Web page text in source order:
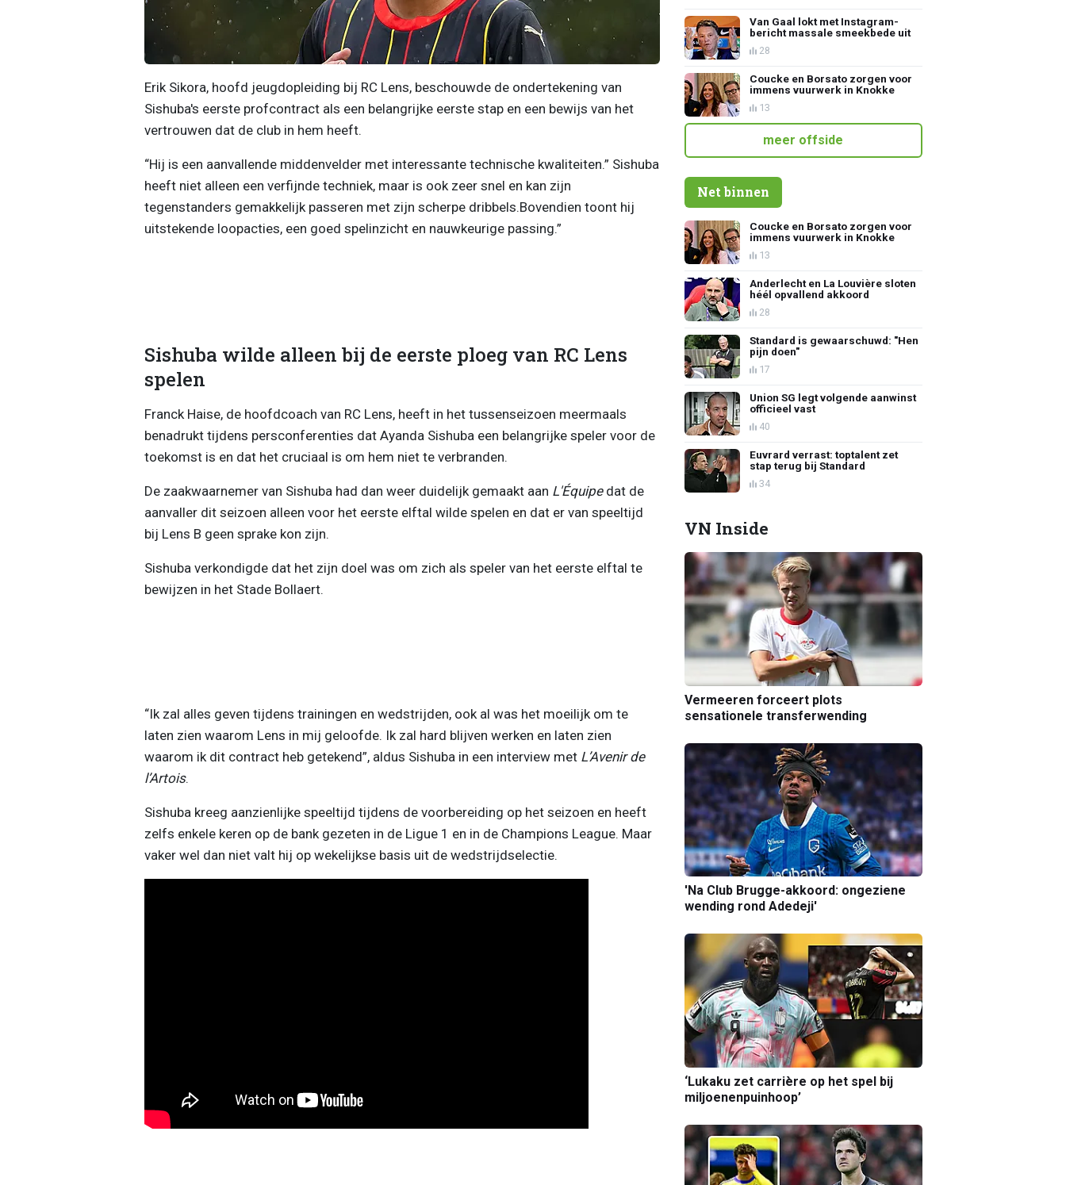
Erik Sikora, hoofd jeugdopleiding bij RC Lens, beschouwde de ondertekening van
Sishuba's eerste profcontract als een belangrijke eerste stap en een bewijs van het
vertrouwen dat de club in hem heeft.
“Hij is een aanvallende middenvelder met interessante technische kwaliteiten.” Sishuba
heeft niet alleen een verfijnde techniek, maar is ook zeer snel en kan zijn
tegenstanders gemakkelijk passeren met zijn scherpe dribbels.Bovendien toont hij
uitstekende loopacties, een goed spelinzicht en nauwkeurige passing.”
Sishuba wilde alleen bij de eerste ploeg van RC Lens
spelen
Franck Haise, de hoofdcoach van RC Lens, heeft in het tussenseizoen meermaals
benadrukt tijdens persconferenties dat Ayanda Sishuba een belangrijke speler voor de
toekomst is en dat het cruciaal is om hem niet te verbranden.
De zaakwaarnemer van Sishuba had dan weer duidelijk gemaakt aan L'Équipe dat de
aanvaller dit seizoen alleen voor het eerste elftal wilde spelen en dat er van speeltijd
bij Lens B geen sprake kon zijn.
Sishuba verkondigde dat het zijn doel was om zich als speler van het eerste elftal te
bewijzen in het Stade Bollaert.
“Ik zal alles geven tijdens trainingen en wedstrijden, ook al was het moeilijk om te
laten zien waarom Lens in mij geloofde. Ik zal hard blijven werken en laten zien
waarom ik dit contract heb getekend”, aldus Sishuba in een interview met L’Avenir de
l’Artois.
Sishuba kreeg aanzienlijke speeltijd tijdens de voorbereiding op het seizoen en heeft
zelfs enkele keren op de bank gezeten in de Ligue 1 en in de Champions League. Maar
vaker wel dan niet valt hij op wekelijkse basis uit de wedstrijdselectie.
Van Gaal lokt met Instagram-
bericht massale smeekbede uit
28
Coucke en Borsato zorgen voor
immens vuurwerk in Knokke
13
meer offside
Net binnen
Coucke en Borsato zorgen voor
immens vuurwerk in Knokke
13
Anderlecht en La Louvière sloten
héél opvallend akkoord
28
Standard is gewaarschuwd: "Hen
pijn doen"
17
Union SG legt volgende aanwinst
officieel vast
40
Euvrard verrast: toptalent zet
stap terug bij Standard
34
VN Inside
Vermeeren forceert plots
sensationele transferwending
'Na Club Brugge-akkoord: ongeziene
wending rond Adedeji'
‘Lukaku zet carrière op het spel bij
miljoenenpuinhoop’